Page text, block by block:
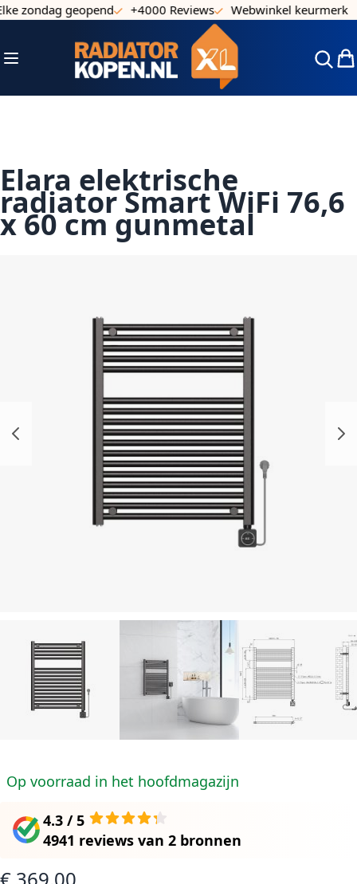
Ga naar de inhoud
zondag geopend +4000 Reviews Webwinkel keurmerk
Toggle Nav
Elara elektrische
radiator Smart WiFi 76,6
x 60 cm gunmetal
Op voorraad in het hoofdmagazijn
4.3 / 5
4941 reviews van 2 bronnen
€ 369,00